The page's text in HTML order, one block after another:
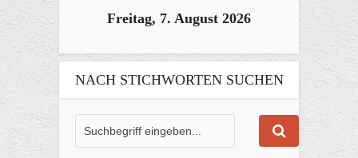
Freitag, 7. August 2026
NACH STICHWORTEN SUCHEN